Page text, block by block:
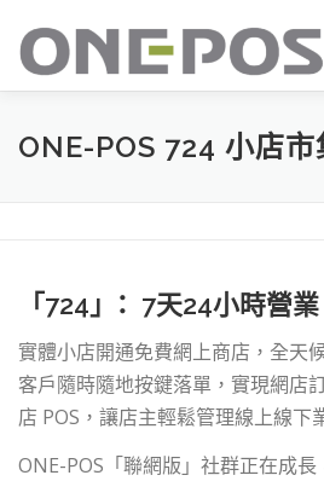
所有產品．下載 價目表
ONE-POS 724 小店市
「724｣ ： 7天24小時營業
實體小店開通免費網上商店，全天
客戶隨時隨地按鍵落單，實現網店
店 POS，讓店主輕鬆管理線上線下
ONE-POS「聯網版」社群正在成